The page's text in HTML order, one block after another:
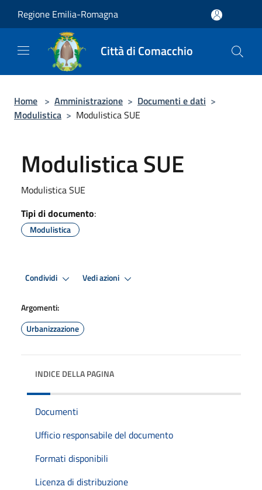
Regione Emilia-Romagna
Città di Comacchio
Home > Amministrazione > Documenti e dati >
Modulistica > Modulistica SUE
Modulistica SUE
Modulistica SUE
Tipi di documento:
Modulistica
Condividi Vedi azioni
Argomenti:
Urbanizzazione
INDICE DELLA PAGINA
Documenti
Ufficio responsabile del documento
Formati disponibili
Licenza di distribuzione